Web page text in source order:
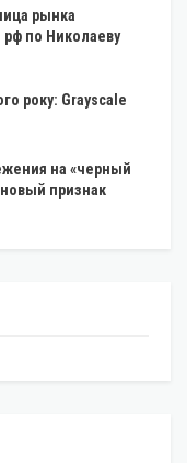
рынка
по Николаеву
року: Grayscale
на «черный
признак